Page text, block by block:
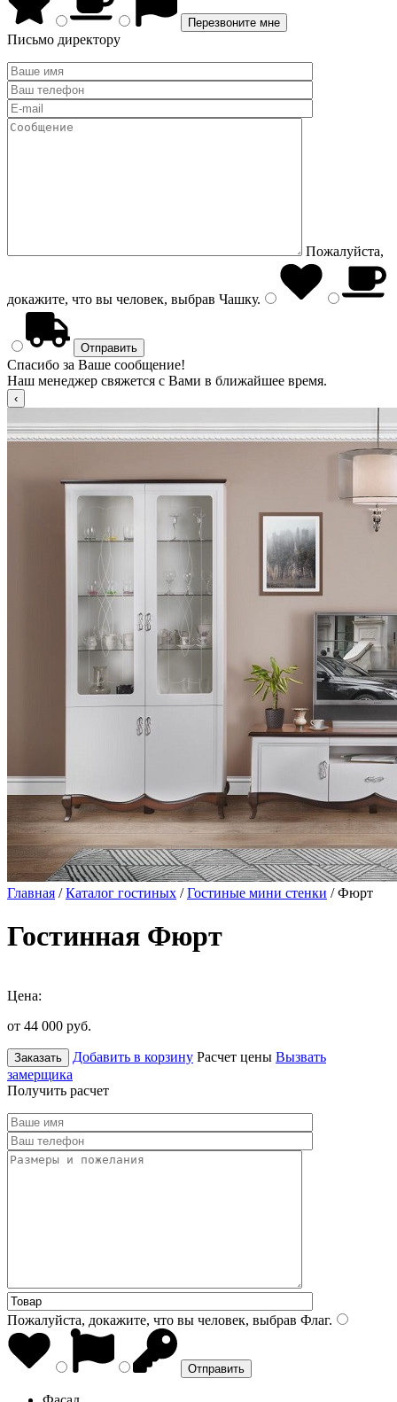
Письмо директору
Пожалуйста,
докажите, что вы человек, выбрав Чашку.
Спасибо за Ваше сообщение!
Наш менеджер свяжется с Вами в ближайшее время.
Главная /Каталог гостиных /Гостиные мини стенки / Фюрт
Гостинная Фюрт
Цена:
от 44 000 руб.
Заказать Добавить в корзину Расчет цены Вызвать
замерщика
Получить расчет
Пожалуйста, докажите, что вы человек, выбрав Флаг.